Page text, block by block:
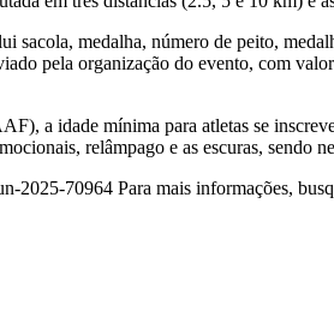
sacola, medalha, número de peito,
pela organização do evento, com
a idade mínima para atletas se
relâmpago e as escuras, sendo
70964 Para mais informações,